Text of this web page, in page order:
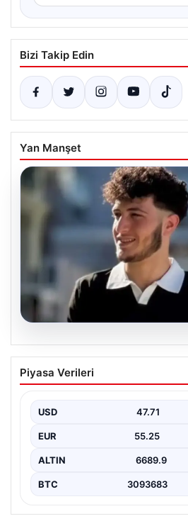
Bizi Takip Edin
Yan Manşet
Fatih’te 19 yaşındaki
öldürüldüğü kavgaya
Piyasa Verileri
USD 47.71
EUR 55.25
ALTIN 6689.9
BTC 3093683